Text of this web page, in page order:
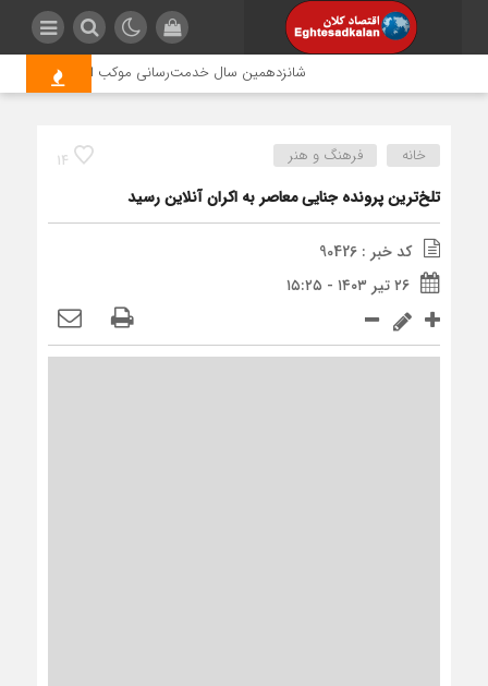
شانزدهمین سال خدمت‌رسانی موکب امام رضا (ع)
14 خانه فرهنگ و هنر
تلخ‌ترین پرونده جنایی معاصر به اکران آنلاین رسید
کد خبر : 90426
۲۶ تیر ۱۴۰۳ - ۱۵:۲۵